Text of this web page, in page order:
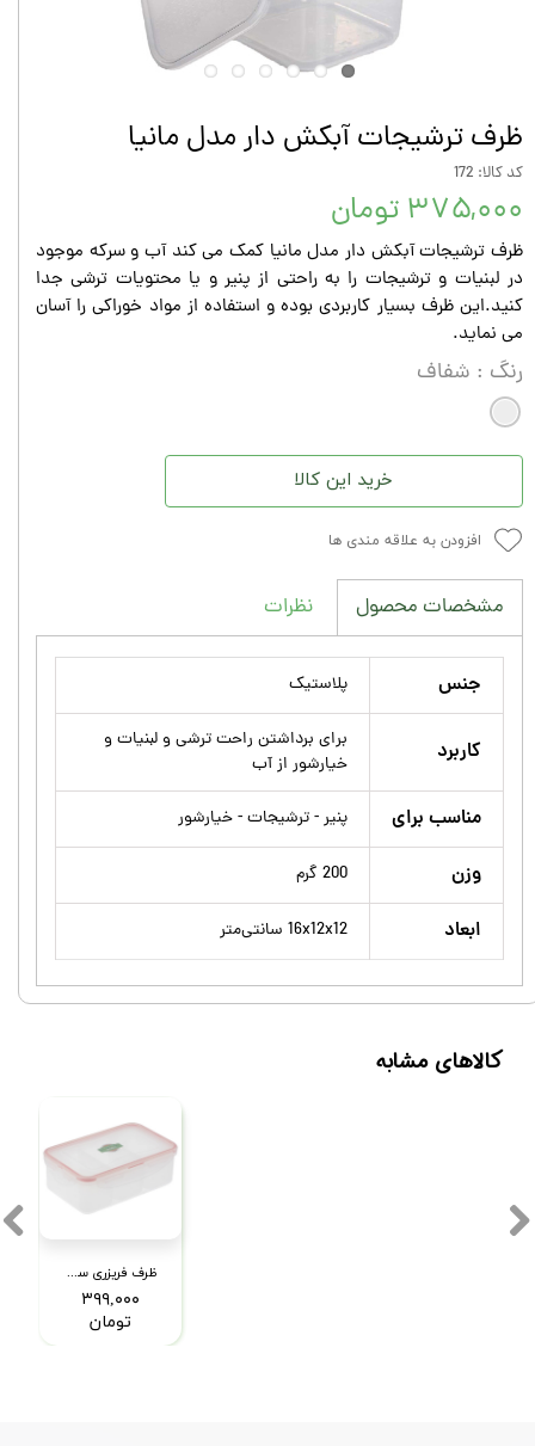
ظرف ترشیجات آبکش دار مدل مانیا
کد کالا: 172
۳۷۵,۰۰۰ تومان
ظرف ترشیجات آبکش دار مدل مانیا کمک می کند آب و سرکه موجود
در لبنیات و ترشیجات را به راحتی از پنیر و یا محتویات ترشی جدا
کنید.این ظرف بسیار کاربردی بوده و استفاده از مواد خوراکی را آسان
می نماید.
رنگ : شفاف
خرید این کالا
افزودن به علاقه مندی ها
مشخصات محصول نظرات
جنس پلاستیک
کاربرد
برای برداشتن راحت ترشی و لبنیات و
خیارشور از آب
مناسب برای پنیر - ترشیجات - خیارشور
وزن 200 گرم
ابعاد 16x12x12 سانتی‌متر
ظرف فریزری سه خانه لیمون مدل 774
۳۹۹,۰۰۰
تومان
کالاهای مشابه